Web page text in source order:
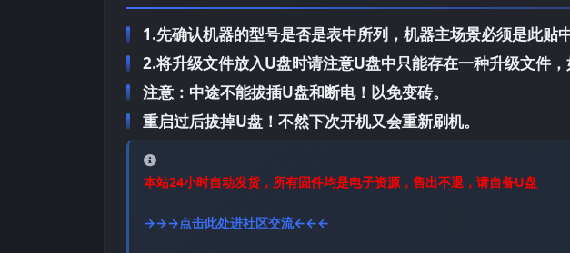
1.先确认机器的型号是否是表中所列，机器主场景必须是此贴
2.将升级文件放入U盘时请注意U盘中只能存在一种升级文件，
注意：中途不能拔插U盘和断电！以免变砖。
重启过后拔掉U盘！不然下次开机又会重新刷机。
本站24小时自动发货，所有固件均是电子资源，售出不退，请自备U盘
→→→点击此处进社区交流←←←